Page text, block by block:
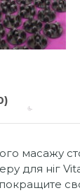
масажу
для ніг